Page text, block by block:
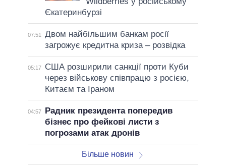
Єкатеринбурзі
07:51
Двом найбільшим банкам росії
загрожує кредитна криза – розвідка
05:17
США розширили санкції проти Куби
через військову співпрацю з росією,
Китаєм та Іраном
04:57
Радник президента попередив
бізнес про фейкові листи з
погрозами атак дронів
Більше новин